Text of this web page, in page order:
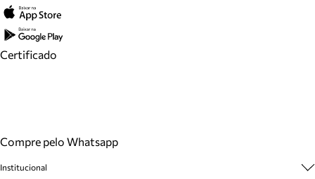
Certificado
Compre pelo Whatsapp
Institucional